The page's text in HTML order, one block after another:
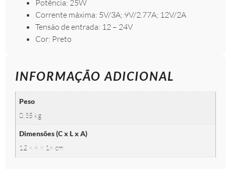
Potência: 25W
Corrente máxima: 5V/3A; 9V/2.77A; 12V/2A
Tensão de entrada: 12 – 24V
Cor: Preto
INFORMAÇÃO ADICIONAL
Peso
0.35 kg
Dimensões (C x L x A)
12 × 6 × 16 cm